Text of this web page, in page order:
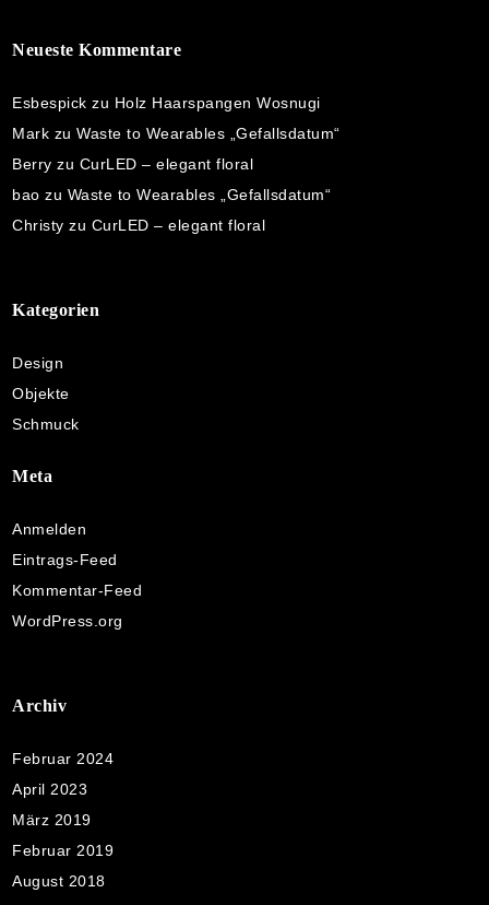
Neueste Kommentare
Esbespick zu Holz Haarspangen Wosnugi
Mark zuWaste to Wearables „Gefallsdatum“
Berry zu CurLED – elegant floral
bao zu Waste to Wearables „Gefallsdatum“
Christy zu CurLED – elegant floral
Kategorien
Design
Objekte
Schmuck
Meta
Anmelden
Eintrags-Feed
Kommentar-Feed
WordPress.org
Archiv
Februar 2024
April 2023
März 2019
Februar 2019
August 2018